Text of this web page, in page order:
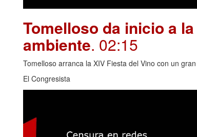
Tomelloso da inicio a
ambiente. 02:15
Tomelloso arranca la XIV Fiesta del Vino con un
El Congresista